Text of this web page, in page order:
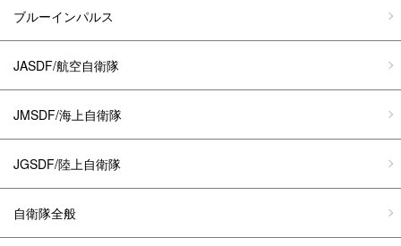
ブルーインパルス
JASDF/航空自衛隊
JMSDF/海上自衛隊
JGSDF/陸上自衛隊
自衛隊全般